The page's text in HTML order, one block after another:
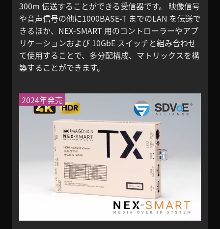
300m 伝送することができる受信器です。 映像信号
や音声信号の他に1000BASE-T までのLAN を伝送で
きるほか、NEX-SMART 用のコントローラーやアプ
リケーションおよび 10GbE スイッチと組み合わせ
て使用することで、多分配構成、マトリックスを構
築することができます。
2024年発売